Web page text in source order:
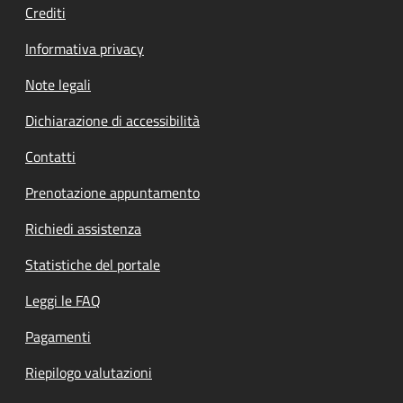
Crediti
Informativa privacy
Note legali
Dichiarazione di accessibilità
Contatti
Prenotazione appuntamento
Richiedi assistenza
Statistiche del portale
Leggi le FAQ
Pagamenti
Riepilogo valutazioni